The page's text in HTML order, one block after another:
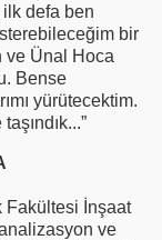
defa ben
bir
ve Ünal Hoca
Bense
yürütecektim.
Fakültesi İnşaat
ve